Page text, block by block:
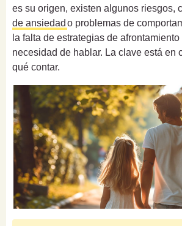
es su origen, existen algunos riesgos,
de ansiedad o problemas de
la falta de estrategias de
necesidad de hablar. La clave está en
qué contar.